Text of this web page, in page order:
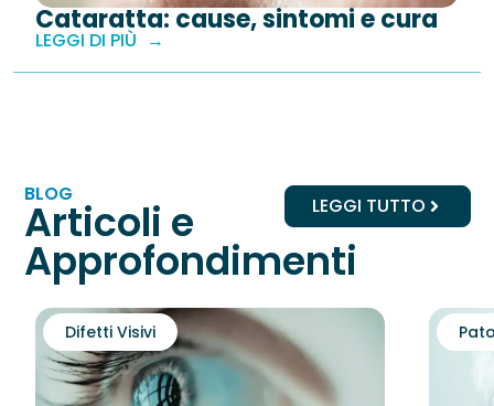
Cataratta: cause, sintomi e cura
LEGGI DI PIÙ
BLOG
Articoli e
Approfondimenti
LEGGI TUTTO
Difetti Visivi